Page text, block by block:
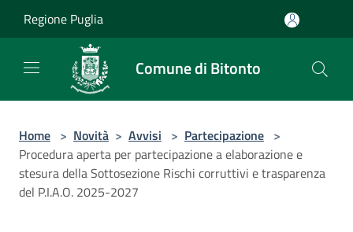
Regione Puglia
Comune di Bitonto
Home > Novità > Avvisi > Partecipazione >
Procedura aperta per partecipazione a elaborazione e
stesura della Sottosezione Rischi corruttivi e trasparenza
del P.I.A.O. 2025-2027